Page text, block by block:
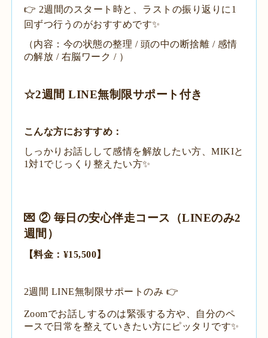
👉 2週間のスタート時と、ラストの振り返りに1
回ずつ行うのがおすすめです✨
（内容：今の状態の整理 / 頭の中の断捨離 / 感情
の解放 / 右脳ワーク / ）
​☆2週間 LINE無制限サポート付き
​こんな方におすすめ：
しっかりお話しして感情を解放したい方、MIKIと
1対1でじっくり整えたい方✨
​💌 ② 毎日の安心伴走コース（LINEのみ2
週間）
​【料金：¥15,500】
​2週間 LINE無制限サポートのみ 👉
Zoomでお話しするのは緊張する方や、自分のペ
ースで日常を整えていきたい方にピッタリです✨